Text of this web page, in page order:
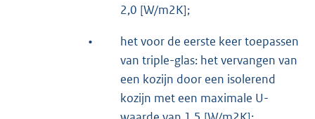
2,0 [W/m2K];
•
het voor de eerste keer toepassen
van triple-glas: het vervangen van
een kozijn door een isolerend
kozijn met een maximale U-